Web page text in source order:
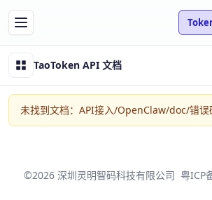
TaoToken API 文档
未找到文档：API接入/OpenClaw/doc/错误
©2026 深圳灵明智码科技有限公司 粤ICP